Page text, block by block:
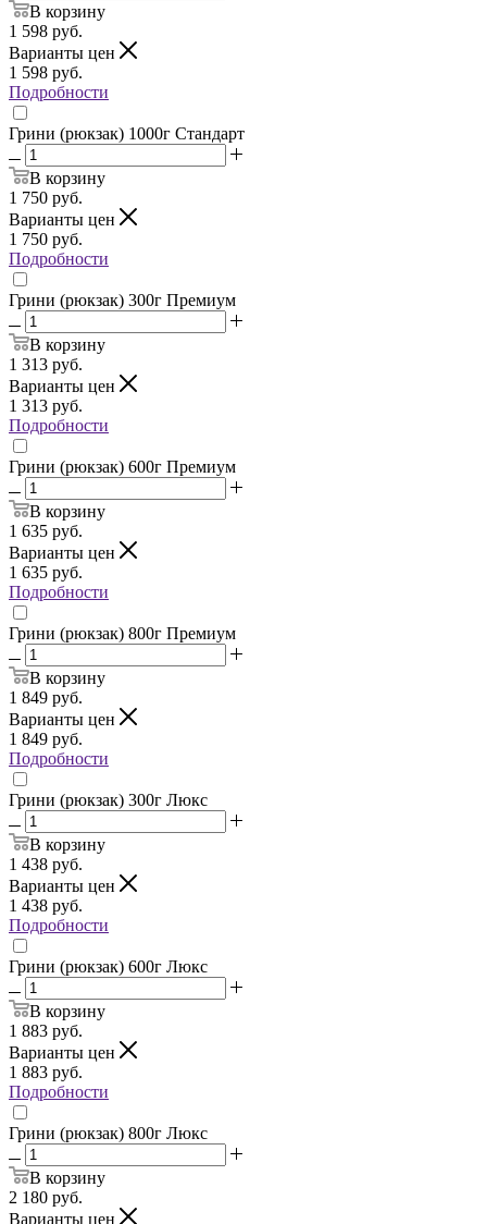
В корзину
1 598 руб.
Варианты цен
1 598 руб.
Подробности
Грини (рюкзак) 1000г Стандарт
В корзину
1 750 руб.
Варианты цен
1 750 руб.
Подробности
Грини (рюкзак) 300г Премиум
В корзину
1 313 руб.
Варианты цен
1 313 руб.
Подробности
Грини (рюкзак) 600г Премиум
В корзину
1 635 руб.
Варианты цен
1 635 руб.
Подробности
Грини (рюкзак) 800г Премиум
В корзину
1 849 руб.
Варианты цен
1 849 руб.
Подробности
Грини (рюкзак) 300г Люкс
В корзину
1 438 руб.
Варианты цен
1 438 руб.
Подробности
Грини (рюкзак) 600г Люкс
В корзину
1 883 руб.
Варианты цен
1 883 руб.
Подробности
Грини (рюкзак) 800г Люкс
В корзину
2 180 руб.
Варианты цен